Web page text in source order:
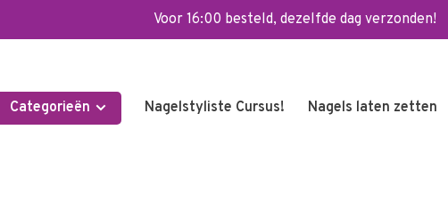
Voor 16:00 besteld, dezelfde dag verzonden!
Categorieën Nagelstyliste Cursus! Nagels laten zetten